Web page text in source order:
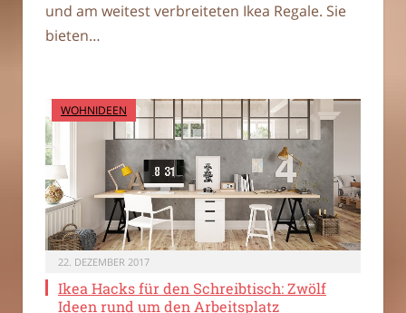
und am weitest verbreiteten Ikea Regale. Sie
bieten…
WOHNIDEEN
22. DEZEMBER 2017
Ikea Hacks für den Schreibtisch: Zwölf
Ideen rund um den Arbeitsplatz